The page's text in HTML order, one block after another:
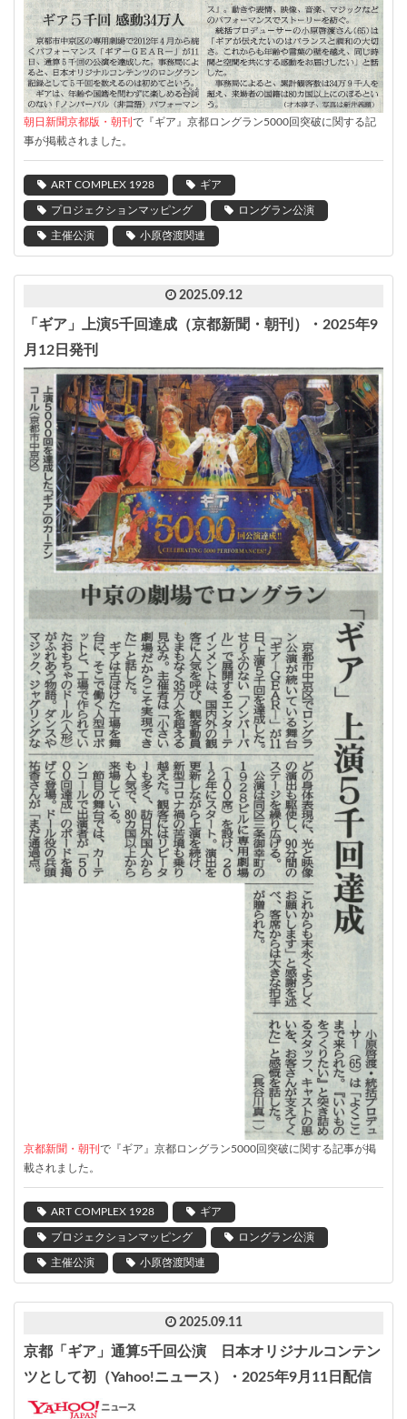
朝日新聞京都版・朝刊 で『ギア』京都ロングラン5000回突破に関する記
事が掲載されました。
ART COMPLEX 1928 ギア
プロジェクションマッピング ロングラン公演
主催公演 小原啓渡関連
2025.09.12
「ギア」上演5千回達成（京都新聞・朝刊）・2025年9
月12日発刊
京都新聞・朝刊 で『ギア』京都ロングラン5000回突破に関する記事が掲
載されました。
ART COMPLEX 1928 ギア
プロジェクションマッピング ロングラン公演
主催公演 小原啓渡関連
2025.09.11
京都「ギア」通算5千回公演 日本オリジナルコンテン
ツとして初（Yahoo!ニュース）・2025年9月11日配信